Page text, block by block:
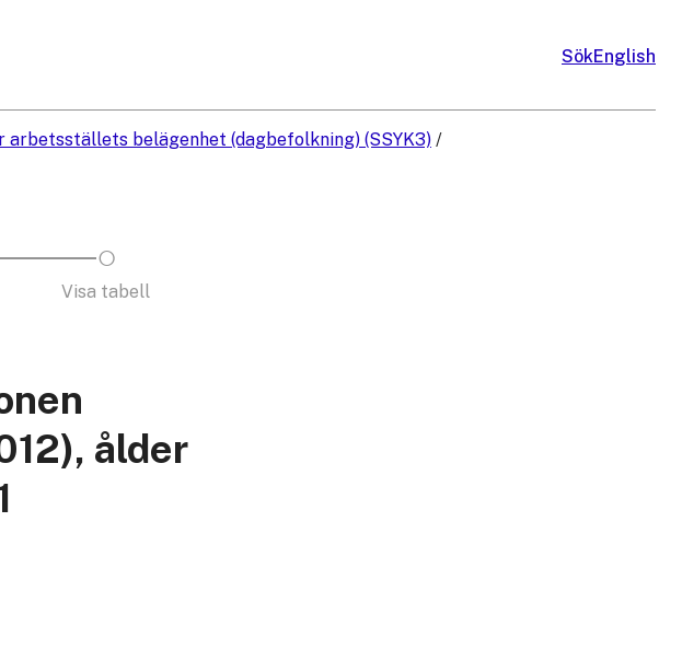
SökEnglish
belägenhet (dagbefolkning) (SSYK3) /
Visa tabell
ålder